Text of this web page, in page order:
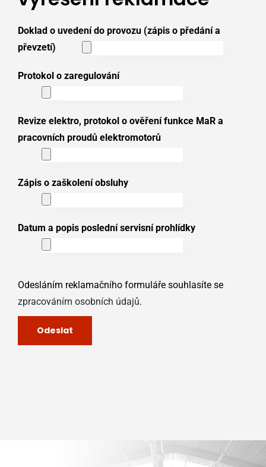
Doklad o uvedení do provozu (zápis o předání a
převzetí)
Protokol o zaregulování
Revize elektro, protokol o ověření funkce MaR a
pracovních proudů elektromotorů
Zápis o zaškolení obsluhy
Datum a popis poslední servisní prohlídky
Odesláním reklamačního formuláře souhlasíte se
zpracováním osobních údajů.